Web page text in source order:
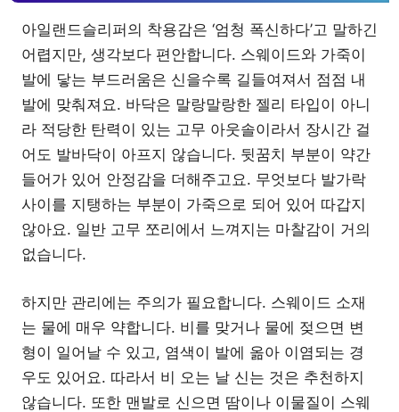
아일랜드슬리퍼의 착용감은 ‘엄청 폭신하다’고 말하긴
어렵지만, 생각보다 편안합니다. 스웨이드와 가죽이
발에 닿는 부드러움은 신을수록 길들여져서 점점 내
발에 맞춰져요. 바닥은 말랑말랑한 젤리 타입이 아니
라 적당한 탄력이 있는 고무 아웃솔이라서 장시간 걸
어도 발바닥이 아프지 않습니다. 뒷꿈치 부분이 약간
들어가 있어 안정감을 더해주고요. 무엇보다 발가락
사이를 지탱하는 부분이 가죽으로 되어 있어 따갑지
않아요. 일반 고무 쪼리에서 느껴지는 마찰감이 거의
없습니다.
하지만 관리에는 주의가 필요합니다. 스웨이드 소재
는 물에 매우 약합니다. 비를 맞거나 물에 젖으면 변
형이 일어날 수 있고, 염색이 발에 옮아 이염되는 경
우도 있어요. 따라서 비 오는 날 신는 것은 추천하지
않습니다. 또한 맨발로 신으면 땀이나 이물질이 스웨